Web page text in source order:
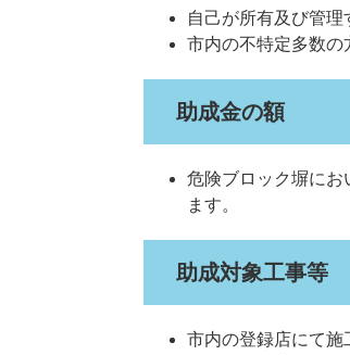
自己が所有及び管
市内の不特定多数の
助成金の額
危険ブロック塀にお
ます。
助成対象工事等
市内の登録店にて施